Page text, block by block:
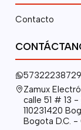
Contacto
Zamux
calle 51 # 13 -
110231420
Bogota D.C.